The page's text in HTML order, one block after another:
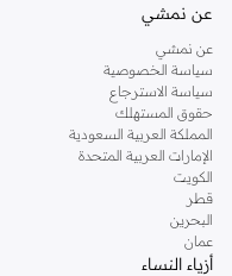
عن نمشي
عن نمشي
سياسة الخصوصية
سياسة الاسترجاع
حقوق المستهلك
المملكة العربية السعودية
الإمارات العربية المتحدة
الكويت
قطر
البحرين
عمان
أزياء النساء